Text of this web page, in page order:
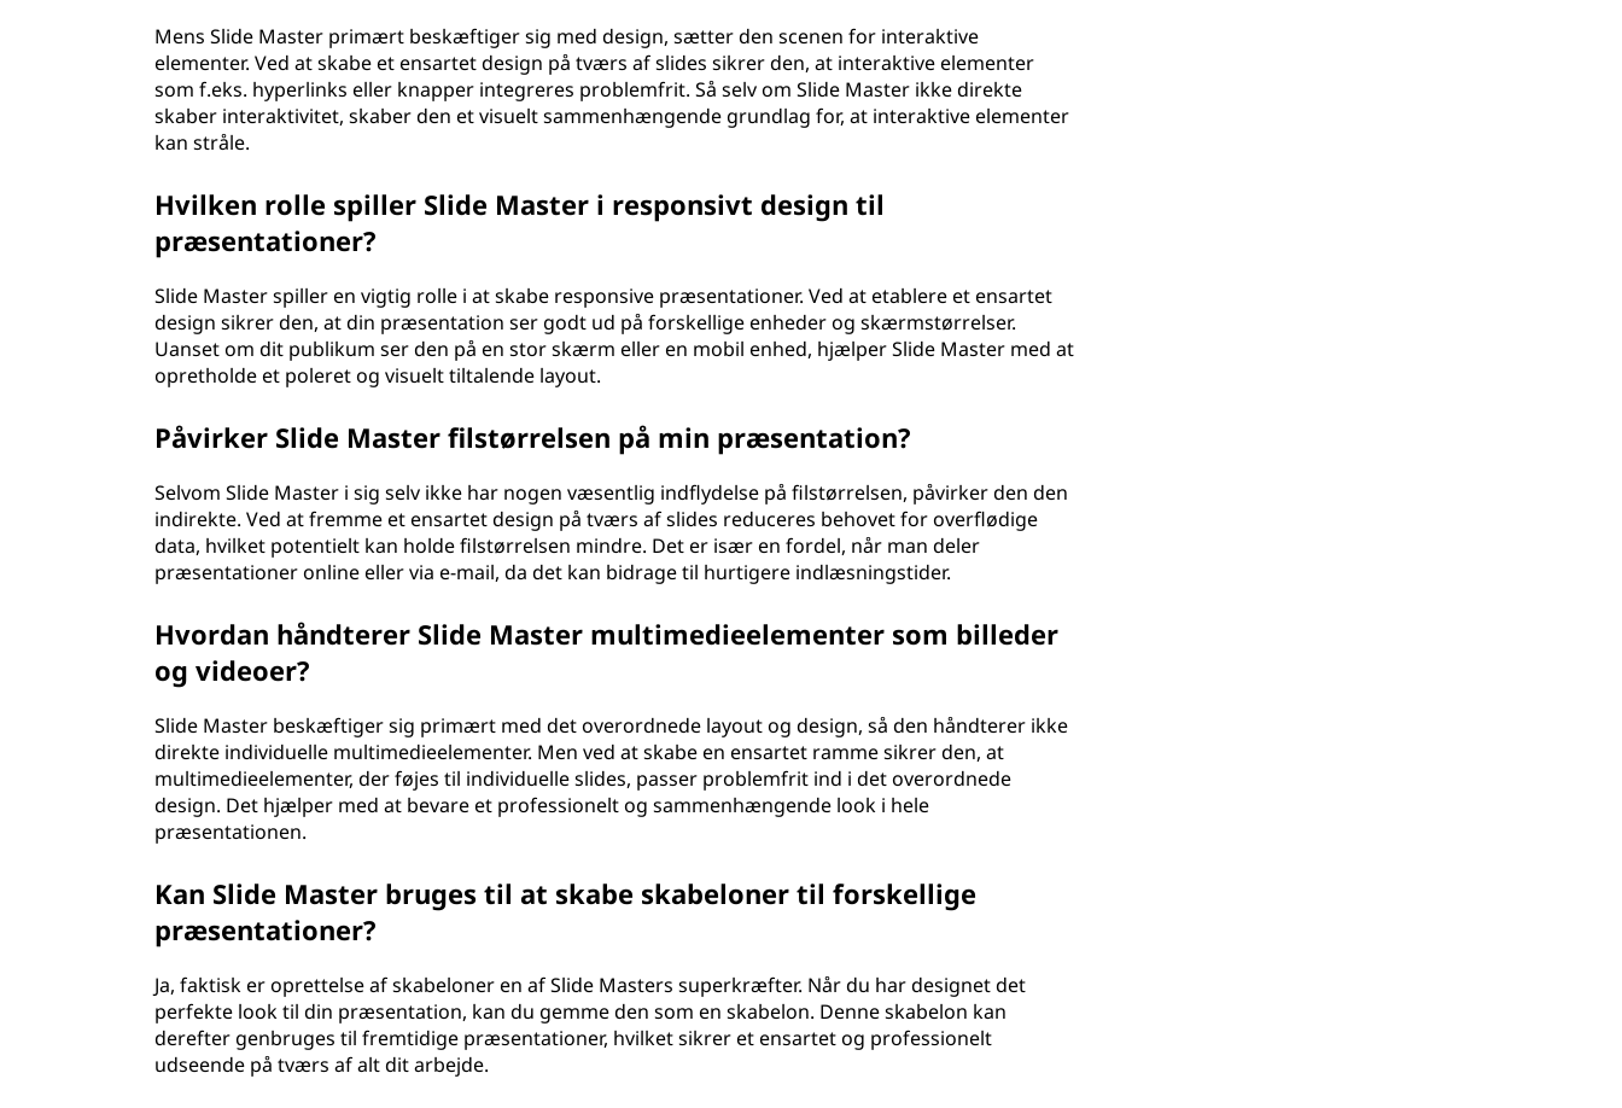
Mens Slide Master primært beskæftiger sig med design, sætter den scenen for interaktive
elementer. Ved at skabe et ensartet design på tværs af slides sikrer den, at interaktive elementer
som f.eks. hyperlinks eller knapper integreres problemfrit. Så selv om Slide Master ikke direkte
skaber interaktivitet, skaber den et visuelt sammenhængende grundlag for, at interaktive elementer
kan stråle.
Hvilken rolle spiller Slide Master i responsivt design til
præsentationer?
Slide Master spiller en vigtig rolle i at skabe responsive præsentationer. Ved at etablere et ensartet
design sikrer den, at din præsentation ser godt ud på forskellige enheder og skærmstørrelser.
Uanset om dit publikum ser den på en stor skærm eller en mobil enhed, hjælper Slide Master med at
opretholde et poleret og visuelt tiltalende layout.
Påvirker Slide Master filstørrelsen på min præsentation?
Selvom Slide Master i sig selv ikke har nogen væsentlig indflydelse på filstørrelsen, påvirker den den
indirekte. Ved at fremme et ensartet design på tværs af slides reduceres behovet for overflødige
data, hvilket potentielt kan holde filstørrelsen mindre. Det er især en fordel, når man deler
præsentationer online eller via e-mail, da det kan bidrage til hurtigere indlæsningstider.
Hvordan håndterer Slide Master multimedieelementer som billeder
og videoer?
Slide Master beskæftiger sig primært med det overordnede layout og design, så den håndterer ikke
direkte individuelle multimedieelementer. Men ved at skabe en ensartet ramme sikrer den, at
multimedieelementer, der føjes til individuelle slides, passer problemfrit ind i det overordnede
design. Det hjælper med at bevare et professionelt og sammenhængende look i hele
præsentationen.
Kan Slide Master bruges til at skabe skabeloner til forskellige
præsentationer?
Ja, faktisk er oprettelse af skabeloner en af Slide Masters superkræfter. Når du har designet det
perfekte look til din præsentation, kan du gemme den som en skabelon. Denne skabelon kan
derefter genbruges til fremtidige præsentationer, hvilket sikrer et ensartet og professionelt
udseende på tværs af alt dit arbejde.